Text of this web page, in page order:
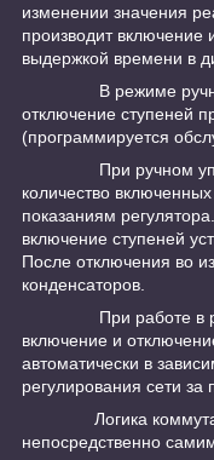
изменении значения
производит включение
выдержкой времени в
В режиме ручного
отключение ступеней
(программируется
При ручном
количество
показаниям
включение ступеней
После отключения во
конденсаторов.
При работе в
включение и
автоматически в
регулирования сети
Логика
непосредственно